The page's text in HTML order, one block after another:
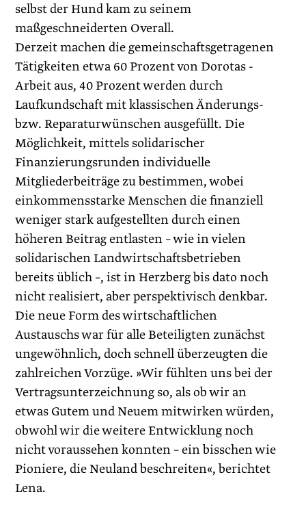
selbst der Hund kam zu seinem
maßgeschneiderten Overall.
Derzeit machen die gemeinschaftsgetragenen
Tätigkeiten etwa 60 Prozent von Dorotas ­
Arbeit aus, 40 Prozent werden durch
Laufkundschaft mit klassischen Änderungs-
bzw. Reparaturwünschen ausgefüllt. Die
Möglichkeit, mittels solidarischer
Finanzierungsrunden individuelle
Mitgliederbeiträge zu bestimmen, wobei
einkommensstarke Menschen die finanziell
weniger stark aufgestellten durch einen
höheren Beitrag entlasten – wie in vielen
solidarischen Landwirtschaftsbetrieben
bereits üblich –, ist in Herzberg bis dato noch
nicht realisiert, aber perspektivisch denkbar.
Die neue Form des wirtschaftlichen
Austauschs war für alle Beteiligten zunächst
ungewöhnlich, doch schnell überzeugten die
zahlreichen Vorzüge. »Wir fühlten uns bei der
Vertragsunterzeichnung so, als ob wir an
etwas Gutem und Neuem mitwirken würden,
obwohl wir die weitere Entwicklung noch
nicht voraussehen konnten – ein bisschen wie
Pioniere, die Neuland beschreiten«, berichtet
Lena.